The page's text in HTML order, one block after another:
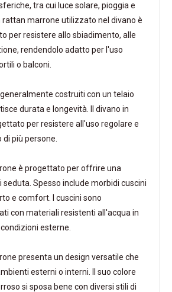
tra cui luce solare, pioggia e
rattan marrone utilizzato nel divano è
per resistere allo sbiadimento, alle
rendendolo adatto per l'uso
o balconi.
costruiti con un telaio
durata e longevità. Il divano in
per resistere all'uso regolare e
più persone.
è progettato per offrire una
Spesso include morbidi cuscini
e comfort. I cuscini sono
con materiali resistenti all'acqua in
esterne.
presenta un design versatile che
esterni o interni. Il suo colore
si sposa bene con diversi stili di